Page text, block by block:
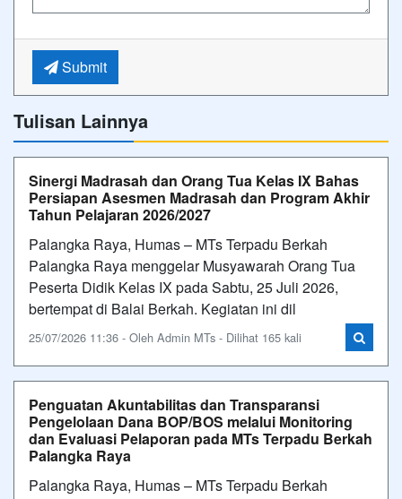
Submit
Tulisan Lainnya
Sinergi Madrasah dan Orang Tua Kelas IX Bahas
Persiapan Asesmen Madrasah dan Program Akhir
Tahun Pelajaran 2026/2027
Palangka Raya, Humas – MTs Terpadu Berkah
Palangka Raya menggelar Musyawarah Orang Tua
Peserta Didik Kelas IX pada Sabtu, 25 Juli 2026,
bertempat di Balai Berkah. Kegiatan ini dil
25/07/2026 11:36 - Oleh Admin MTs - Dilihat 165 kali
Penguatan Akuntabilitas dan Transparansi
Pengelolaan Dana BOP/BOS melalui Monitoring
dan Evaluasi Pelaporan pada MTs Terpadu Berkah
Palangka Raya
Palangka Raya, Humas – MTs Terpadu Berkah